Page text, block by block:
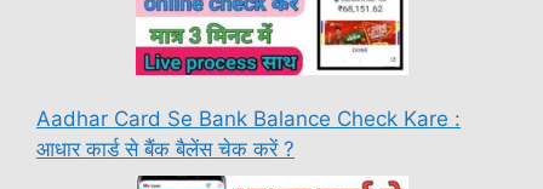
Aadhar Card Se Bank Balance Check Kare :
आधार कार्ड से बैंक बैलेंस चेक करें ?